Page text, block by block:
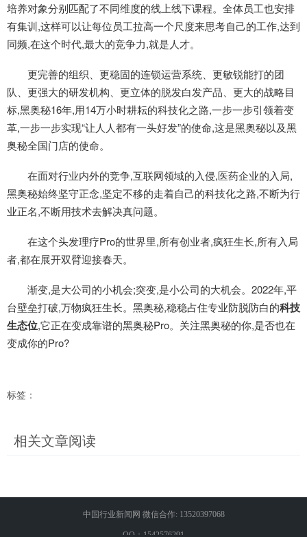
培养对象分别匹配了不同维度的线上线下课程。全体员工也安排
有集训,这样可以让每位员工拉高一个尺度来思考自己的工作,达到
同频,在这个时代,最大的竞争力,就是人才。
更完善的组织、更稳固的连锁运营系统、更敏锐能打的团
队、更强大的研发机构、更立体的脱发白发产品、更大的战略目
标,黑奥秘16年,用14万小时耕耘的科技化之路,一步一步引领着变
革,一步一步实现“让人人都有一头好发”的使命,这是黑奥秘以及黑
奥秘全国门店的使命。
在面对行业内外的竞争,互联网领域的入侵,医药企业的入局,
黑奥秘始终坚守正念,坚定不移的走着自己的科技化之路,不断为行
业正名,不断用技术去解决真问题。
在这个头发理疗Pro的世界里,所有创业者,疯狂生长,所有入局
者,都在展开双臂迎接春天。
渐变,是大公司的小机会;突变,是小公司的大机会。2022年,平
台壁垒打破,万物疯狂生长。黑奥秘,稳稳占住专业防脱防白的科技
生态位,它正在变成靠谱的黑奥秘Pro。关注黑奥秘的你,是否也在
变成你的Pro?
标签：
相关文章阅读
中国行业新闻网 微信合作: 13520397068
QQ：1542576291